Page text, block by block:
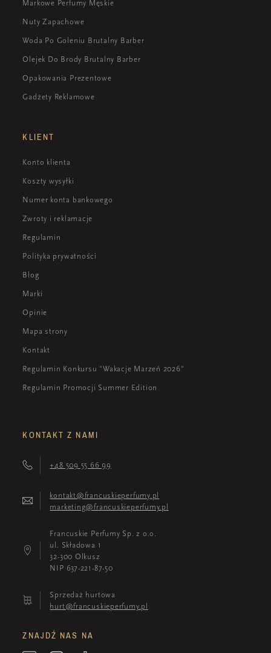
Markowe Perfumy Męskie
Nuty Zapachowe
Woda Po Goleniu Brutalny Barber
Olejek Do Brody Brutalny Barber
Opakowania Prezentowe
Gadżety Reklamowe
KLIENT
Konto klienta
Koszty wysyłki
Numer konta bankowego
Zwroty i reklamacje
Regulamin
Polityka prywatności
Blog
Marki
Opinie
Mapa strony
Kontakt
Regulamin Konkursu "Wakacje Marzeń 2026"
Regulamin Promocji Summer Edition
KONTAKT Z NAMI
+48 509 55 66 99
kontakt@francuskieperfumy.pl
marketing@francuskieperfumy.pl
Francuskie Perfumy Sp. z o.o.
ul. Składowa 1
32-300 Olkusz
NIP 637-221-87-50
Sprzedaż hurtowa
hurt@francuskieperfumy.pl
ZNAJDŹ NAS NA